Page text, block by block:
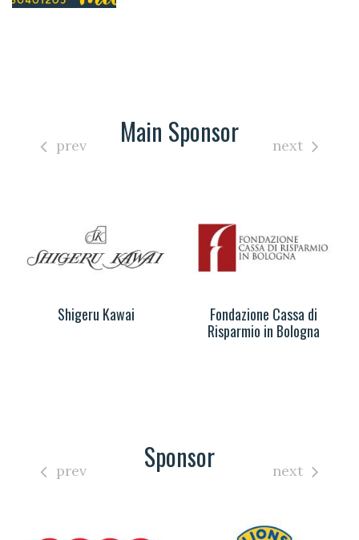
Main Sponsor
Shigeru Kawai
Fondazione Cassa di
Risparmio in Bologna
prev next
Sponsor
prev next